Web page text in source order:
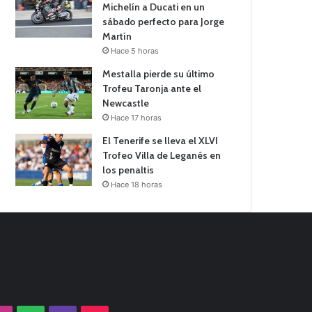
Michelín a Ducati en un
sábado perfecto para Jorge
Martín
Hace 5 horas
Mestalla pierde su último
Trofeu Taronja ante el
Newcastle
Hace 17 horas
El Tenerife se lleva el XLVI
Trofeo Villa de Leganés en
los penaltis
Hace 18 horas